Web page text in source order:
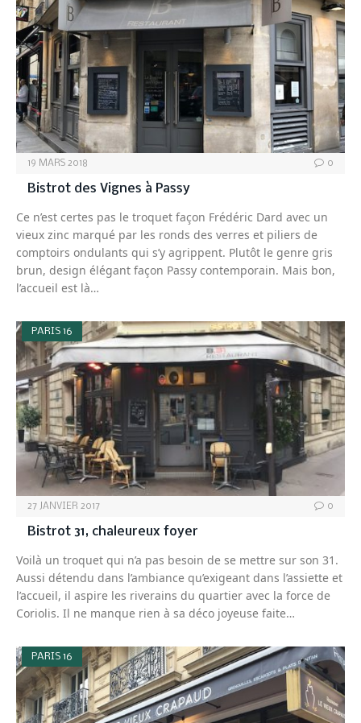
19 MARS 2018 0
Bistrot des Vignes à Passy
Ce n’est certes pas le troquet façon Frédéric Dard avec un
vieux zinc marqué par les ronds des verres et piliers de
comptoirs ondulants qui s’y agrippent. Plutôt le genre gris
brun, design élégant façon Passy contemporain. Mais bon,
l’accueil est là…
PARIS 16
27 JANVIER 2017 0
Bistrot 31, chaleureux foyer
Voilà un troquet qui n’a pas besoin de se mettre sur son 31.
Aussi détendu dans l’ambiance qu’exigeant dans l’assiette et
l’accueil, il aspire les riverains du quartier avec la force de
Coriolis. Il ne manque rien à sa déco joyeuse faite…
PARIS 16